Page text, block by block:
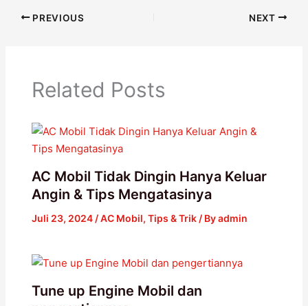
PREVIOUS NEXT
Related Posts
AC Mobil Tidak Dingin Hanya Keluar
Angin & Tips Mengatasinya
Juli 23, 2024 /AC Mobil, Tips & Trik/ Byadmin
Tune up Engine Mobil dan